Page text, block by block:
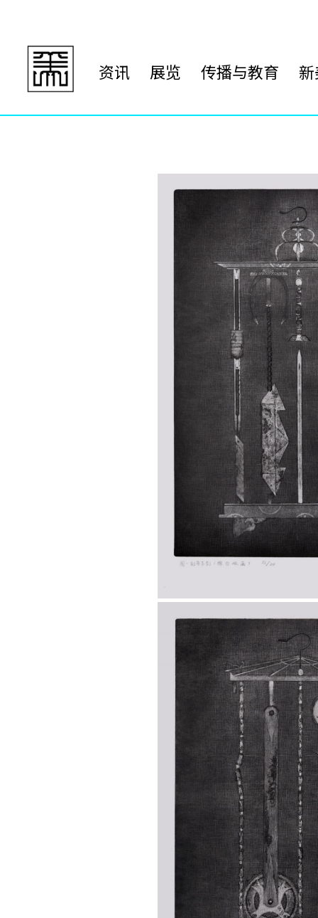
资讯 展览 传播与教育